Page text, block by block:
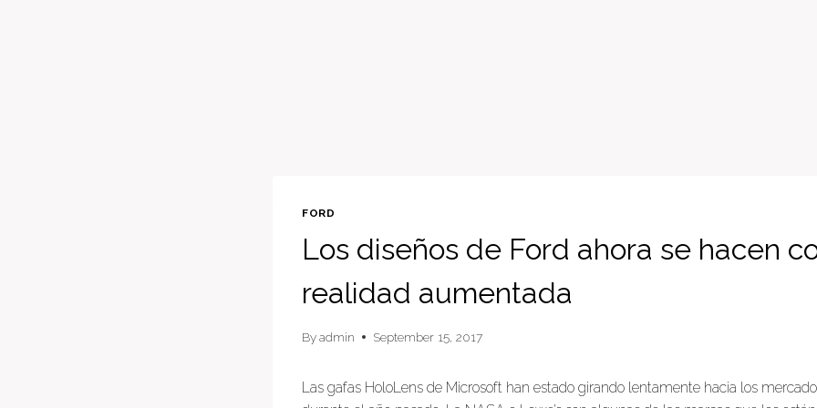
FORD
Los diseños de Ford ahora se hacen
realidad aumentada
Byadmin September 15, 2017
Las gafas HoloLens de Microsoft han estado girando lentamente hacia los